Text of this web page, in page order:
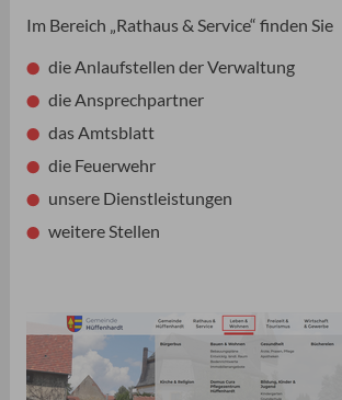
Im Bereich „Rathaus & Service“ finden Sie
die Anlaufstellen der Verwaltung
die Ansprechpartner
das Amtsblatt
die Feuerwehr
unsere Dienstleistungen
weitere Stellen